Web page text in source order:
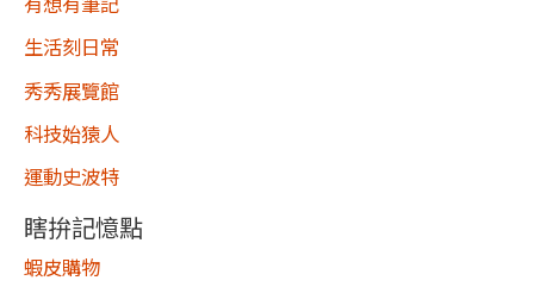
生活刻日常
秀秀展覽館
科技始猿人
運動史波特
瞎拚記憶點
蝦皮購物